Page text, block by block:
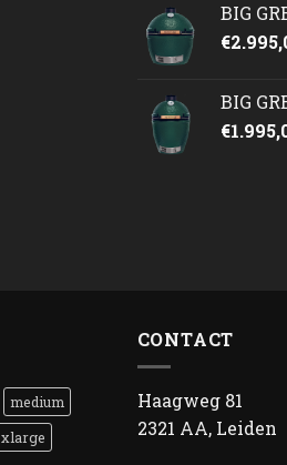
BIG
€
BIG
€
medium
xlarge
CONTACT
Haagweg 81
2321 AA, Leiden